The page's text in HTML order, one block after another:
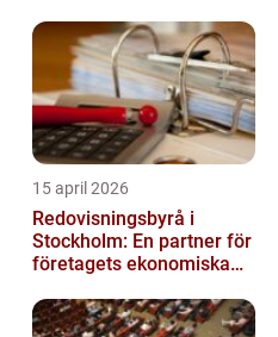
15 april 2026
Redovisningsbyrå i
Stockholm: En partner för
företagets ekonomiska